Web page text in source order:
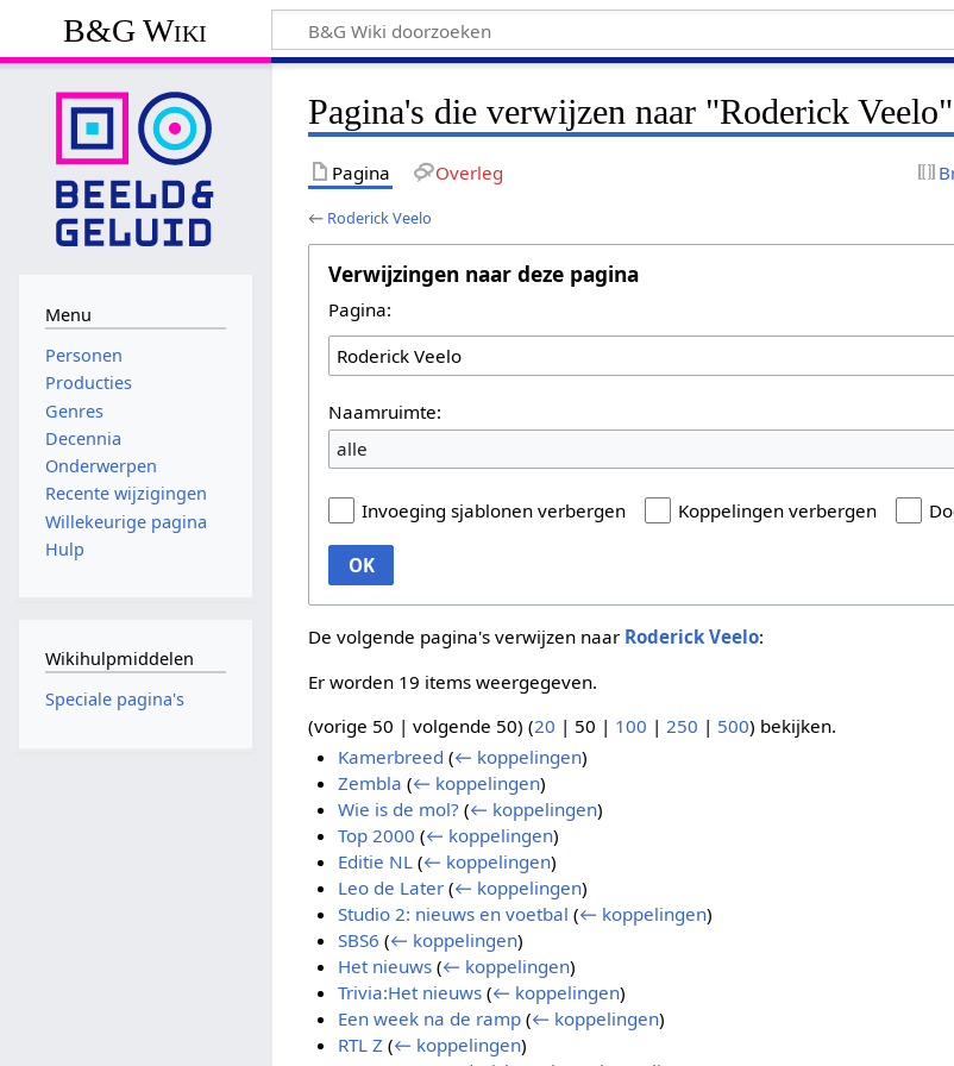
B&G Wiki
Pagina's die verwijzen naar "Roderick Veelo"
Pagina Overleg
← Roderick Veelo
Verwijzingen naar deze pagina
Pagina:
Naamruimte:
alle
Invoeging sjablonen verbergen Koppelingen verbergen
OK
De volgende pagina's verwijzen naar Roderick Veelo:
Er worden 19 items weergegeven.
(vorige 50 |volgende 50) (20 | 50 | 100 | 250 | 500) bekijken.
Kamerbreed (← koppelingen)
Zembla (← koppelingen)
Wie is de mol? (← koppelingen)
Top 2000 (← koppelingen)
Editie NL (← koppelingen)
Leo de Later (← koppelingen)
Studio 2: nieuws en voetbal (← koppelingen)
SBS6 (← koppelingen)
Het nieuws (← koppelingen)
Trivia:Het nieuws (← koppelingen)
Een week na de ramp (← koppelingen)
RTL Z (← koppelingen)
Menu
Personen
Producties
Genres
Decennia
Onderwerpen
Recente wijzigingen
Willekeurige pagina
Hulp
Wikihulpmiddelen
Speciale pagina's